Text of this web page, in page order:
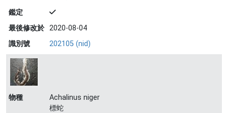
鑑定
最後修改於 2020-08-04
識別號
202105 (nid)
物種
Achalinus niger
標蛇